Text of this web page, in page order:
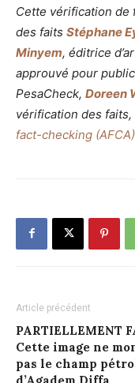
Cette vérification de
des faits Stéphane
Minyem, éditrice
approuvé pour
PesaCheck, Doreen
vérification des faits,
fact-checking (AFCA)
Article précédent
PARTIELLEMENT
Cette image ne
pas le champ
d’Agadem Diffa